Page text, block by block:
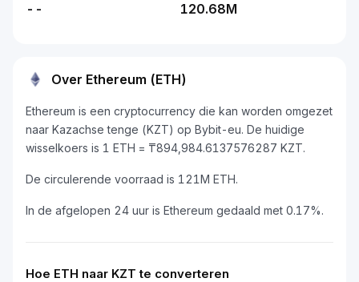
-- 120.68M
Over Ethereum (ETH)
Ethereum is een cryptocurrency die kan worden omgezet
naar Kazachse tenge (KZT) op Bybit-eu. De huidige
wisselkoers is 1 ETH = ₸894,984.6137576287 KZT.
De circulerende voorraad is 121M ETH.
In de afgelopen 24 uur is Ethereum gedaald met 0.17%.
Hoe ETH naar KZT te converteren